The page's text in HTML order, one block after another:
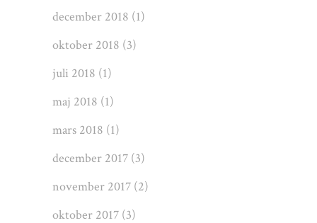
december 2018 (1)
oktober 2018 (3)
juli 2018 (1)
maj 2018 (1)
mars 2018 (1)
december 2017 (3)
november 2017 (2)
oktober 2017 (3)